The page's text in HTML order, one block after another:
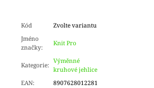
Kód
Zvolte variantu
Jméno
značky:
Knit Pro
Kategorie:
Výměnné
kruhové jehlice
EAN:
8907628012281